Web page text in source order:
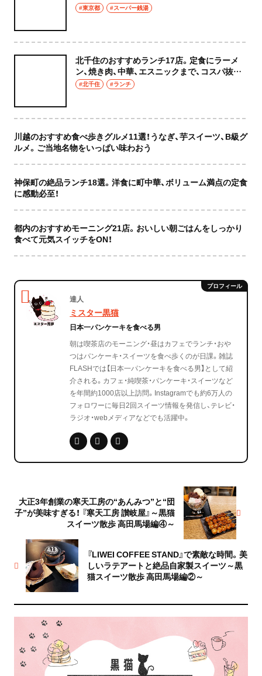
癒やし空間へ
#東京都 #スーパー銭湯
北千住のおすすめランチ17店。定食にラーメ
ン、焼き肉、中華、エスニックまで、コスパ抜群
な店もおしゃれな店も網羅してご紹介！
#北千住 #ランチ
川越のおすすめ食べ歩きグルメ11選！うなぎ、芋スイーツ、B級グ
ルメ。ご当地名物をいっぱい味わおう
神保町の絶品ランチ18選。洋食に町中華、ボリューム満点の定食
に感動必至！
都内のおすすめモーニング21店。おいしい朝ごはんをしっかり
食べて元気スイッチをON！
達人
ミスター黒猫
日本一パンケーキを食べる男
朝は喫茶店のモーニング・昼はカフェでランチ・おや
つはパンケーキ・スイーツを食べ歩くのが日課。雑誌
FLASHでは【日本一パンケーキを食べる男】として紹
介される。カフェ・純喫茶・パンケーキ・スイーツなど
を年間約1000店以上訪問。Instagramでも約6万人の
フォロワーに毎日2回スイーツ情報を発信し、テレビ・
ラジオ・webメディアなどでも活躍中。
『LIWEI COFFEE STAND』で素敵な時間。美
しいラテアートと絶品自家製スイーツ～黒
猫スイーツ散歩 高田馬場編②～
大正3年創業の寒天工房の“あんみつ”と“団
子”が美味すぎる！ 『寒天工房 讃岐屋』～黒猫
スイーツ散歩 高田馬場編④～